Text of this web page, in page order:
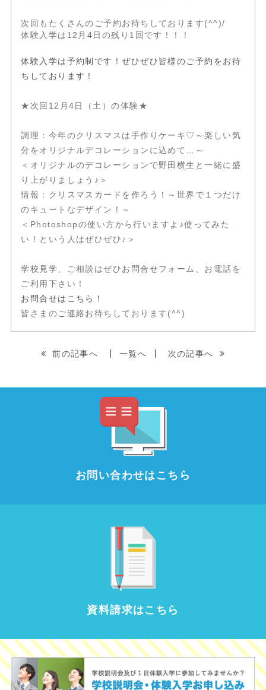
次回もたくさんのご予約お待ちしております(^^)/
体験入学は12月4日の残り1回です！！！
体験入学は予約制です！ぜひぜひ皆様のご予約をお待
ちしております！
★次回12月4日（土）の体験★
調理：今年のクリスマスは手作りケーキ♡～楽しい気
分をオリジナルデコレーションに込めて…～
＜オリジナルのデコレーションで野田横生と一緒に盛
り上がりましょう♪＞
情報：クリスマスカードを作ろう！～世界で１つだけ
のキュートなデザイン！～
＜Photoshopの使い方から行いますよ♪使ってみた
い！という人はぜひぜひ♪＞
学校見学、ご相談はぜひお問合せフォーム、お電話を
ご利用下さい！
お問合せはこちら！
皆さまのご連絡お待ちしております(^^)
前の記事へ 一覧へ 次の記事へ
お問い合わせはこちら
資料請求はこちら